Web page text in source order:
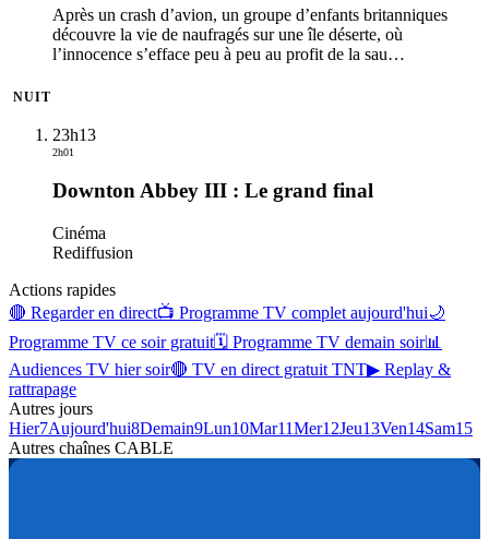
Après un crash d’avion, un groupe d’enfants britanniques
découvre la vie de naufragés sur une île déserte, où
l’innocence s’efface peu à peu au profit de la sau…
NUIT
23h13
2h01
Downton Abbey III : Le grand final
Cinéma
Rediffusion
Actions rapides
🔴 Regarder en direct📺 Programme TV complet aujourd'hui🌙
Programme TV ce soir gratuit🗓 Programme TV demain soir📊
Audiences TV hier soir🔴 TV en direct gratuit TNT▶ Replay &
rattrapage
Autres jours
Hier7Aujourd'hui8Demain9Lun10Mar11Mer12Jeu13Ven14Sam15
Autres chaînes CABLE